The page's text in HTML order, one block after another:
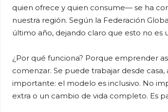
quien ofrece y quien consume— se ha
nuestra región. Según la Federación
último año, dejando claro que esto no es
¿Por qué funciona? Porque emprender
comenzar. Se puede trabajar desde
importante: el modelo es inclusivo. No
extra o un cambio de vida completo. Es